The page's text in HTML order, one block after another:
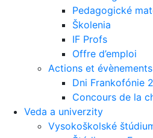
Pedagogické
Školenia
IF Profs
Offre d’emploi
Actions et évènements
Dni Frankofónie
Concours de la
Veda a univerzity
Vysokoškolské